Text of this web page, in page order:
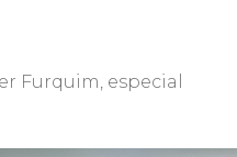
Furquim, especial